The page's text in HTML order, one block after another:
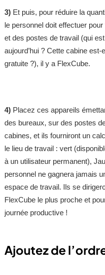
3)Et puis, pour réduire la
le personnel doit effectuer
et des postes de travail (qui
aujourd’hui ? Cette cabine
gratuite ?), il y a FlexCube.
4)Placez ces appareils
des bureaux, sur des postes
cabines, et ils fourniront un
le lieu de travail : vert
à un utilisateur permanent),
personnel ne gagnera jamais
espace de travail. Ils se
FlexCube le plus proche et
journée productive !
Ajoutez de